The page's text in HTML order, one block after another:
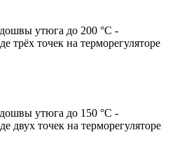
утюга до 200 °C -
трёх точек на терморегуляторе
утюга до 150 °C -
двух точек на терморегуляторе